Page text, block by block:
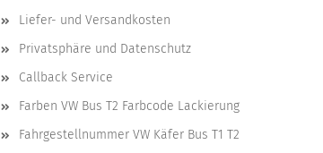
Liefer- und Versandkosten
Privatsphäre und Datenschutz
Callback Service
Farben VW Bus T2 Farbcode Lackierung
Fahrgestellnummer VW Käfer Bus T1 T2